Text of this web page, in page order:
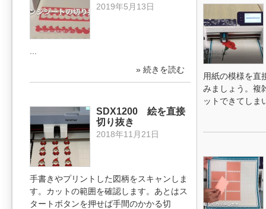
2019年5月13日
» 続きを読む
SDX1200 絵を直接
切り抜き
2018年11月21日
手書きやプリントした図柄をスキャンしま
す。カットの範囲を確認します。あとはス
タートボタンを押せば手間のかかる切
用紙の模様を直
みましょう。複
ットできてしま